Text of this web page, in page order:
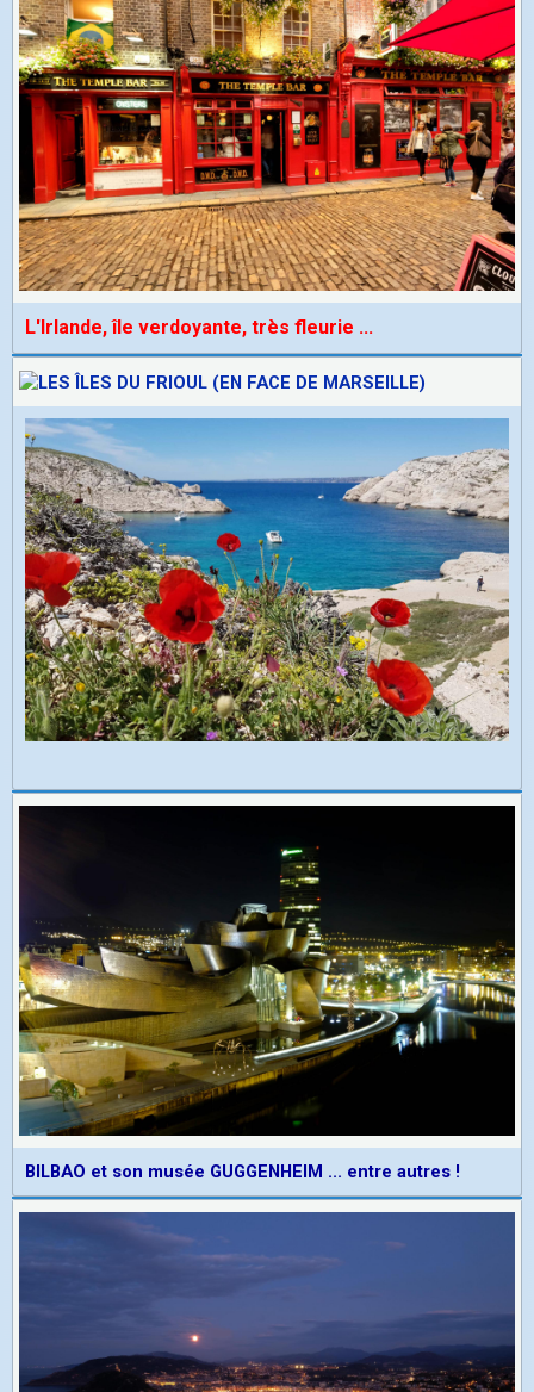
L'Irlande, île verdoyante, très fleurie ...
BILBAO et son musée GUGGENHEIM ... entre autres !